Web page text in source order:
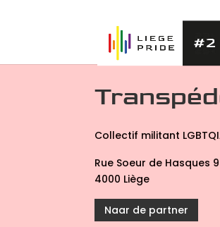
Collectif militant
Rue Soeur de Hasques 9
4000 Liège
Naar de partner